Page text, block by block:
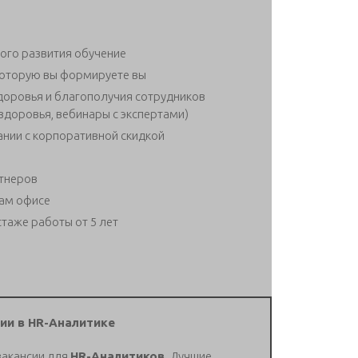
развития обучение
вы формируете вы
и благополучия сотрудников
вебинары с экспертами)
с корпоративной скидкой
офисе
работы от 5 лет
в HR-Аналитике